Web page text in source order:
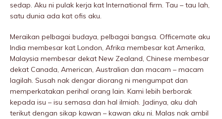
sedap. Aku ni pulak kerja kat International firm. Tau – tau lah,
satu dunia ada kat ofis aku.
Meraikan pelbagai budaya, pelbagai bangsa. Officemate aku
India membesar kat London, Afrika membesar kat Amerika,
Malaysia membesar dekat New Zealand, Chinese membesar
dekat Canada, American, Australian dan macam – macam
lagiIah. Susah nak dengar diorang ni mengumpat dan
memperkatakan perihal orang lain. Kami lebih berborak
kepada isu – isu semasa dan hal ilmiah. Jadinya, aku dah
terikut dengan sikap kawan – kawan aku ni. Malas nak ambil